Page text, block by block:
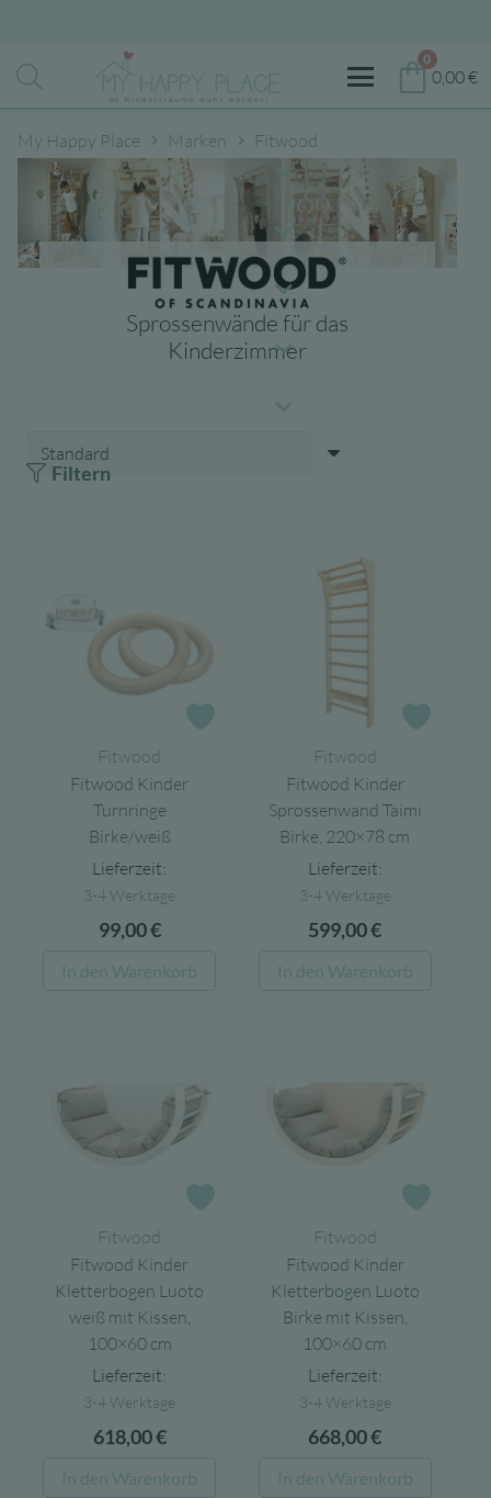
0
0,00€
My Happy Place Marken Fitwood
Sprossenwände für das
Kinderzimmer
Filtern
Fitwood
Fitwood Kinder
Turnringe
Birke/weiß
Lieferzeit:
3-4 Werktage
99,00€
In den Warenkorb
Fitwood
Fitwood Kinder
Sprossenwand Taimi
Birke, 220×78 cm
Lieferzeit:
3-4 Werktage
599,00€
In den Warenkorb
Fitwood
Fitwood Kinder
Kletterbogen Luoto
weiß mit Kissen,
100×60 cm
Lieferzeit:
3-4 Werktage
618,00€
In den Warenkorb
Fitwood
Fitwood Kinder
Kletterbogen Luoto
Birke mit Kissen,
100×60 cm
Lieferzeit:
3-4 Werktage
668,00€
In den Warenkorb